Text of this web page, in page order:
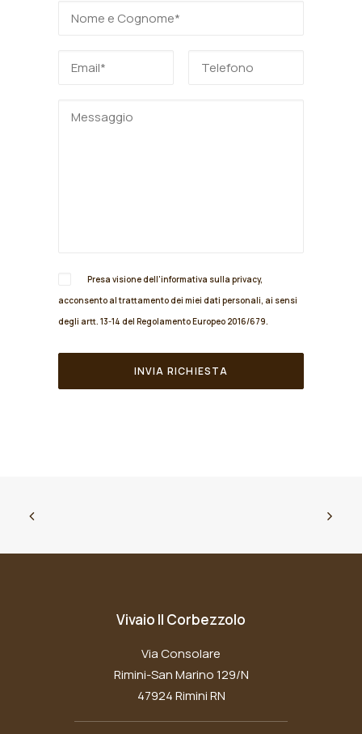
Presa visione dell'informativa sulla privacy,
acconsento al trattamento dei miei dati personali, ai sensi
degli artt. 13-14 del Regolamento Europeo 2016/679.
Vivaio Il Corbezzolo
Via Consolare
Rimini-San Marino 129/N
47924 Rimini RN